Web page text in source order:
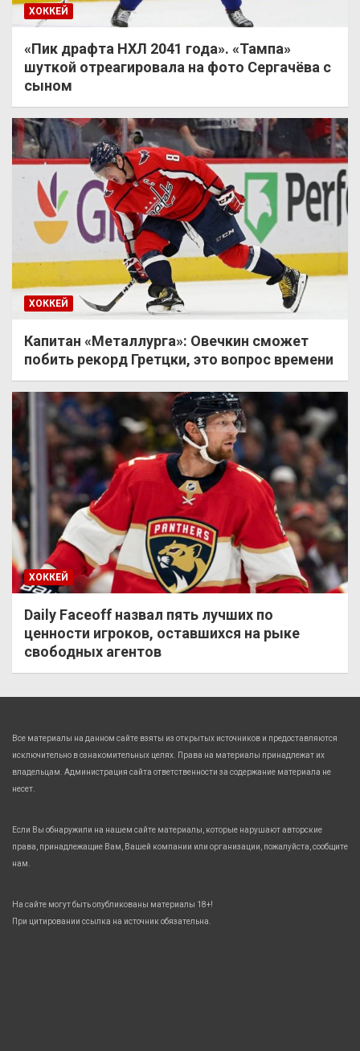
ХОККЕЙ
«Пик драфта НХЛ 2041 года». «Тампа»
шуткой отреагировала на фото Сергачёва с
сыном
ХОККЕЙ
Капитан «Металлурга»: Овечкин сможет
побить рекорд Гретцки, это вопрос времени
ХОККЕЙ
Daily Faceoff назвал пять лучших по
ценности игроков, оставшихся на рыке
свободных агентов
Все материалы на данном сайте взяты из открытых источников и предоставляются
исключительно в ознакомительных целях. Права на материалы принадлежат их
владельцам. Администрация сайта ответственности за содержание материала не
несет.
Если Вы обнаружили на нашем сайте материалы, которые нарушают авторские
права, принадлежащие Вам, Вашей компании или организации, пожалуйста, сообщите
нам.
На сайте могут быть опубликованы материалы 18+!
При цитировании ссылка на источник обязательна.